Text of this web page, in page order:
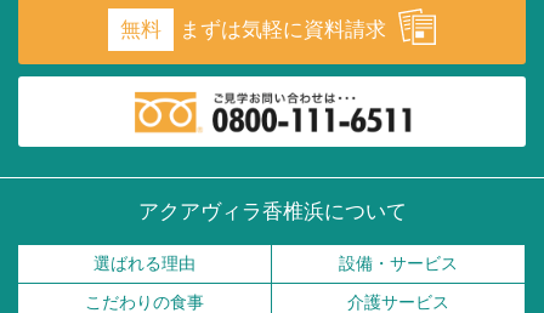
無料 まずは気軽に資料請求
アクアヴィラ香椎浜について
選ばれる理由
設備・サービス
こだわりの食事
介護サービス